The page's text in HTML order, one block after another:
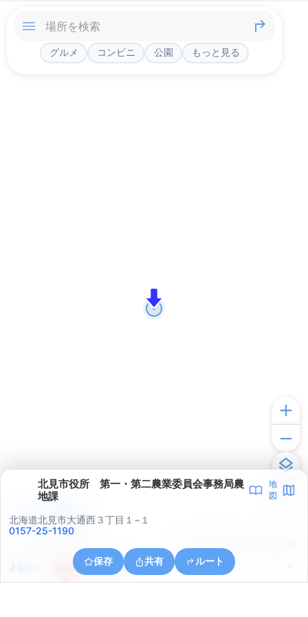
グルメ コンビニ 公園 もっと見る
北見市役所 第一・第二農業委員会事務局農
地課
地
図
北海道北見市大通西３丁目１−１
0157-25-1190
保存 共有 ルート
北海道北見市高砂町１５
アプリで見る